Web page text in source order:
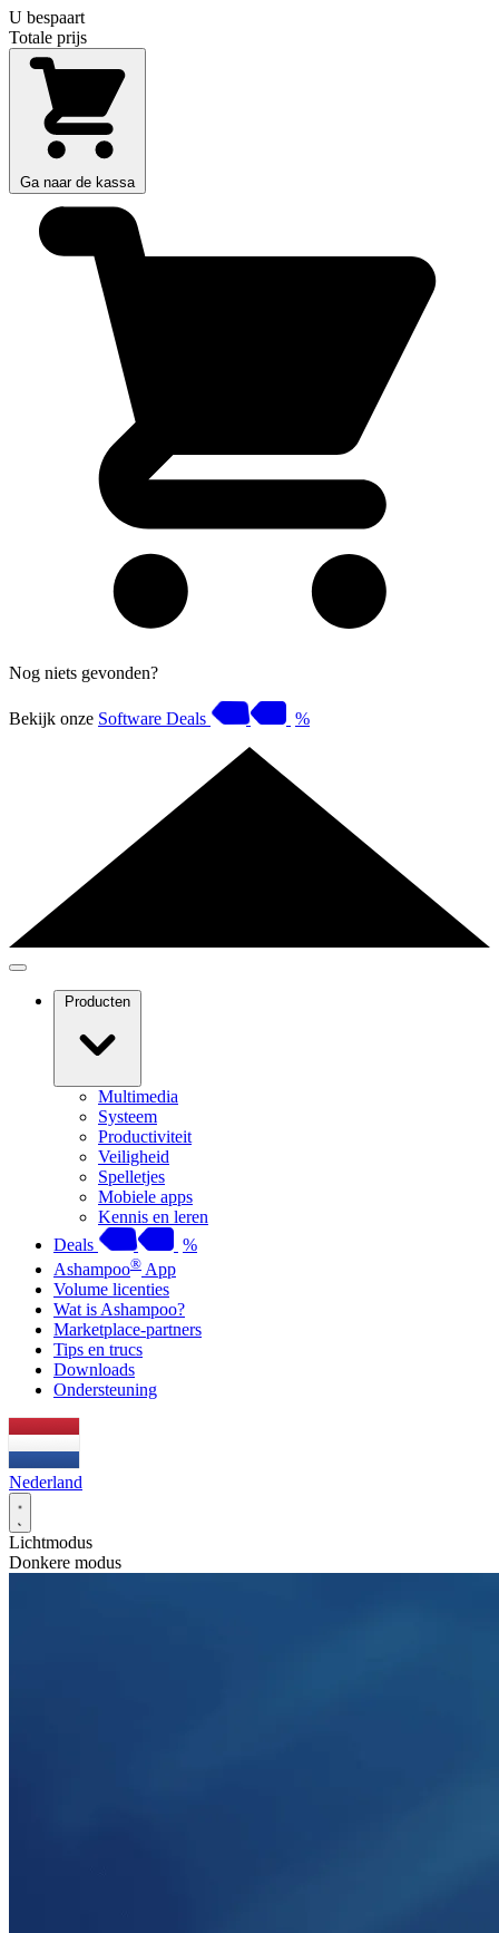
U bespaart
Totale prijs
Ga naar de kassa
Nog niets gevonden?
Bekijk onze Software Deals %
Producten
Multimedia
Systeem
Productiviteit
Veiligheid
Spelletjes
Mobiele apps
Kennis en leren
Deals
%
Ashampoo® App
Volume licenties
Wat is Ashampoo?
Marketplace-partners
Tips en trucs
Downloads
Ondersteuning
Nederland
Lichtmodus
Donkere modus